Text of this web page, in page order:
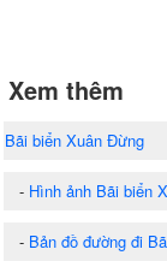
Xem thêm
Bãi biển Xuân Đừng
- Hình ảnh Bãi biển
- Bản đồ đường đi